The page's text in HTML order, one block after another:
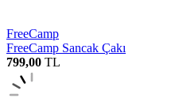
FreeCamp
FreeCamp Sancak Çakı
799,00 TL